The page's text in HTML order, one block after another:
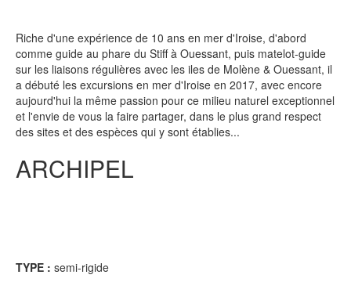
Riche d'une expérience de 10 ans en mer d'Iroise, d'abord
comme guide au phare du Stiff à Ouessant, puis matelot-guide
sur les liaisons régulières avec les iles de Molène & Ouessant, il
a débuté les excursions en mer d'Iroise en 2017, avec encore
aujourd'hui la même passion pour ce milieu naturel exceptionnel
et l'envie de vous la faire partager, dans le plus grand respect
des sites et des espèces qui y sont établies...
ARCHIPEL
TYPE : semi-rigide